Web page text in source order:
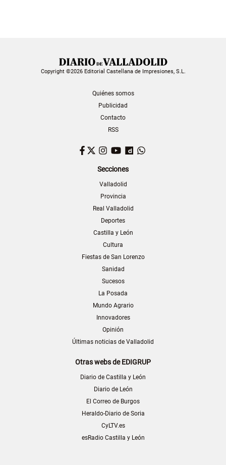
Copyright ©2026 Editorial Castellana de Impresiones, S.L.
Quiénes somos
Publicidad
Contacto
RSS
Facebook
TwitterInstagram
YouTubeDailymotion
Secciones
Valladolid
Provincia
Real Valladolid
Deportes
Castilla y León
Cultura
Fiestas de San Lorenzo
Sanidad
Sucesos
La Posada
Mundo Agrario
Innovadores
Opinión
Últimas noticias de Valladolid
Otras webs de EDIGRUP
Diario de Castilla y León
Diario de León
El Correo de Burgos
Heraldo-Diario de Soria
CyLTV.es
esRadio Castilla y León